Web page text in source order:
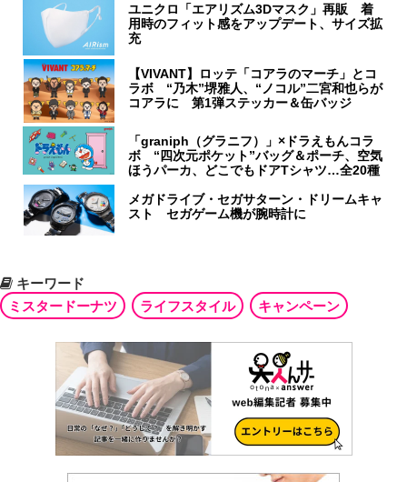
ユニクロ「エアリズム3Dマスク」再販 着
用時のフィット感をアップデート、サイズ拡
充
【VIVANT】ロッテ「コアラのマーチ」とコ
ラボ “乃木”堺雅人、“ノコル”二宮和也らが
コアラに 第1弾ステッカー＆缶バッジ
「graniph（グラニフ）」×ドラえもんコラ
ボ “四次元ポケット”バッグ＆ポーチ、空気
ほうパーカ、どこでもドアTシャツ…全20種
メガドライブ・セガサターン・ドリームキャ
スト セガゲーム機が腕時計に
キーワード
ミスタードーナツ
ライフスタイル キャンペーン